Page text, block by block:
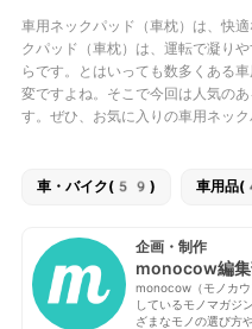
車用ネックパッド（車枕）は、快
クパッド（車枕）は、運転で凝り
らです。とはいっても数多くある
変ですよね。そこで今回は人気の
す。ぜひ、お気に入りの車用ネッ
車・バイク(59) 車用
企画・制作
monocow編
monocow（モノカウ
しているモノマガジ
ざまなモノの選び方